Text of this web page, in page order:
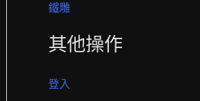
鐵雕
其他操作
登入